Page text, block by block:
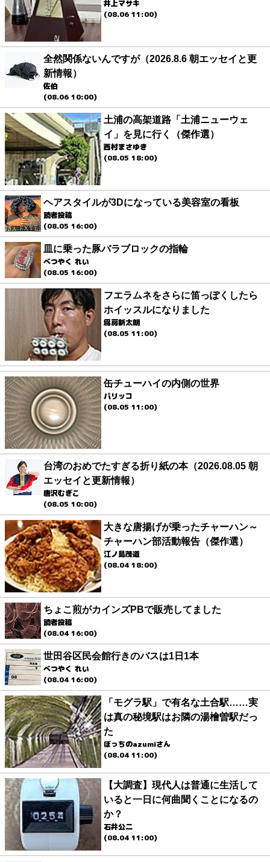
井上マサキ
(08.06 11:00)
全然関係ないんですが（2026.8.6 朝エッセイと更
新情報）
佐伯
(08.06 10:00)
土浦の高架道路「土浦ニューウェ
イ」を見に行く（傑作選）
西村まさゆき
(08.05 18:00)
ヘアスタイルが3Dになっている美容室の看板
読者投稿
(08.05 16:00)
皿に乗った豚バラブロックの指輪
べつやく れい
(08.05 16:00)
フエラムネをさらに笛っぽくしたら
ホイッスルになりました
爲房新太朗
(08.05 11:00)
缶チューハイの内側の世界
パリッコ
(08.05 11:00)
台湾のおめでたすぎる折り紙の本（2026.08.05 朝
エッセイと更新情報）
唐沢むぎこ
(08.05 10:00)
大きな唐揚げが乗ったチャーハン～
チャーハン部活動報告（傑作選）
江ノ島茂道
(08.04 18:00)
ちょこ煎がカインズPBで販売してました
読者投稿
(08.04 16:00)
世田谷区民会館行きのバスは1日1本
べつやく れい
(08.04 16:00)
「モグラ駅」で有名な土合駅……実
は真の秘境駅はお隣の湯檜曽駅だっ
た
ぼっちのazumiさん
(08.04 11:00)
【大調査】現代人は普通に生活して
いると一日に何曲聞くことになるの
か？
石井公二
(08.04 11:00)